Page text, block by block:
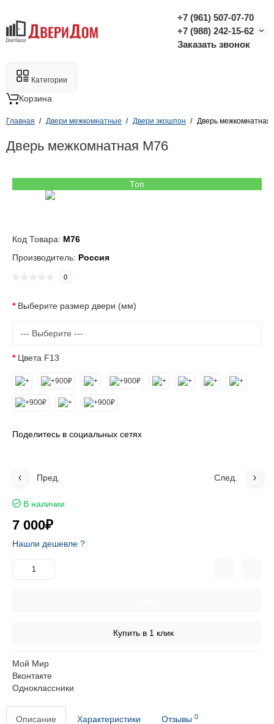
+7 (961) 507-07-70
+7 (988) 242-15-62
Заказать звонок
Категории
Корзина
Главная Двери межкомнатные Двери экошпон Дверь межкомнатная
Дверь межкомнатная M76
Топ
Код Товара: M76
Производитель: Россия
0
Выберите размер двери (мм)
Цвета F13
Поделитесь в социальных сетях
Пред. След.
В наличии
7 000₽
Нашли дешевле ?
Купить в 1 клик
Мой Мир
Вконтакте
Одноклассники
Описание Характеристики Отзывы 0